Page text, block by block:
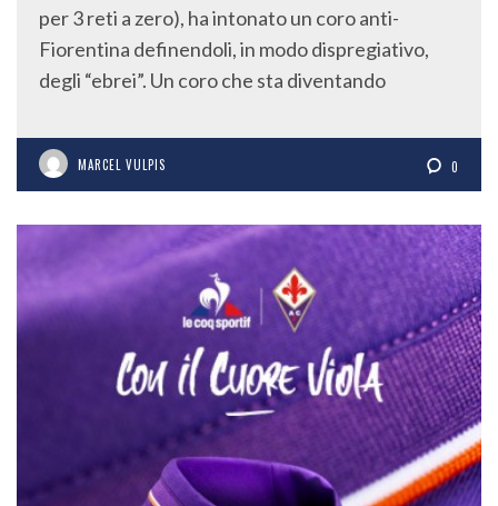
per 3 reti a zero), ha intonato un coro anti-
Fiorentina definendoli, in modo dispregiativo,
degli “ebrei”. Un coro che sta diventando
MARCEL VULPIS 0